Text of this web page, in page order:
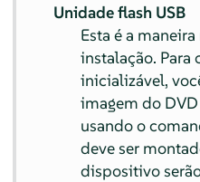
Unidade flash USB
Esta é a
instalação. Para
inicializável,
imagem do
usando o
deve ser
dispositivo